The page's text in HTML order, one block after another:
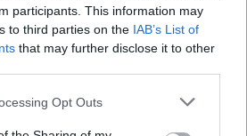
participants. This information may
to third parties on the IAB’s List of
that may further disclose it to other
app uses one or more Google
Opt Outs
Csak egy kattintás, és hírlevelünk a
exkluzív tartalmakkal hétről hétre
24 cikke